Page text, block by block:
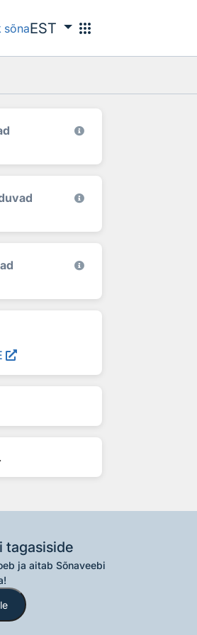
sõnaEST apps
tagasiside
ja aitab Sõnaveebi